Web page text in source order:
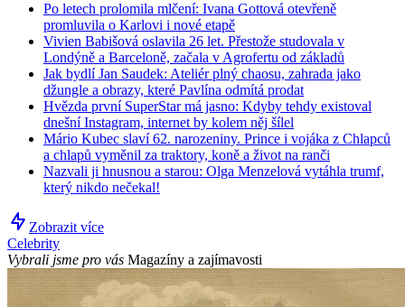
Po letech prolomila mlčení: Ivana Gottová otevřeně
promluvila o Karlovi i nové etapě
Vivien Babišová oslavila 26 let. Přestože studovala v
Londýně a Barceloně, začala v Agrofertu od základů
Jak bydlí Jan Saudek: Ateliér plný chaosu, zahrada jako
džungle a obrazy, které Pavlína odmítá prodat
Hvězda první SuperStar má jasno: Kdyby tehdy existoval
dnešní Instagram, internet by kolem něj šílel
Mário Kubec slaví 62. narozeniny. Prince i vojáka z Chlapců
a chlapů vyměnil za traktory, koně a život na ranči
Nazvali ji hnusnou a starou: Olga Menzelová vytáhla trumf,
který nikdo nečekal!
Zobrazit více
Celebrity
Vybrali jsme pro vás Magazíny a zajímavosti